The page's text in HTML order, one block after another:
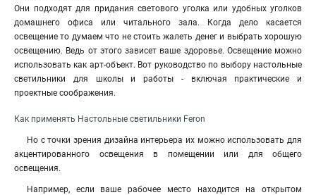
Они подходят для придания светового уголка или удобных уголков
домашнего офиса или читального зала. Когда дело касается
освещение то думаем что не стоить жалеть денег и выбрать хорошую
освещению. Ведь от этого зависет ваше здоровье. Освещение можно
использовать как арт-объект. Вот руководство по выбору настольные
светильники для школы и работы - включая практические и
проектные соображения.
Как применять Настольные светильники Feron
Но с точки зрения дизайна интерьера их можно использовать для
акцентированного освещения в помещении или для общего
освещения.
Например, если ваше рабочее место находится на открытом